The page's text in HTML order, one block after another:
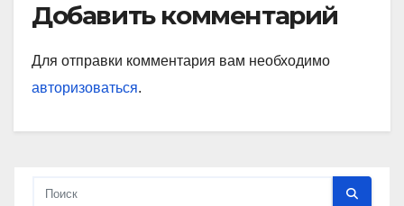
Добавить комментарий
Для отправки комментария вам необходимо
авторизоваться.